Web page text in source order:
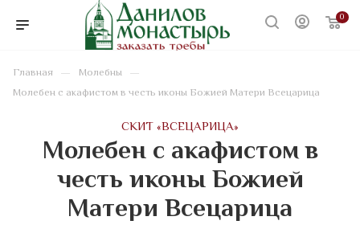
0
Главная — Молебны —
Молебен с акафистом в честь иконы Божией Матери Всецарица
CКИТ «ВСЕЦАРИЦА»
Молебен с акафистом в
честь иконы Божией
Матери Всецарица